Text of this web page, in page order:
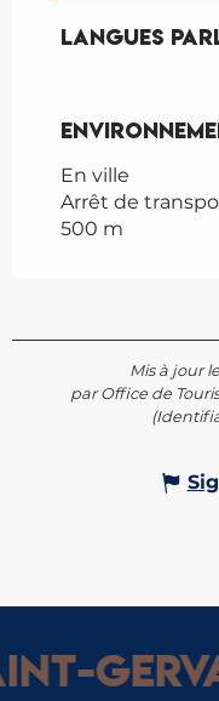
Langues
Langues
En ville
Arrêt de
500 m
Mis à jour
par Office de